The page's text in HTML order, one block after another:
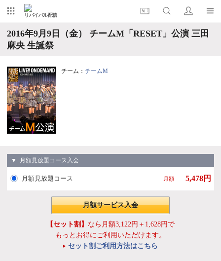
リバイバル配信
2016年9月9日（金） チームM「RESET」公演 三田
麻央 生誕祭
チーム： チームM
▼ 月額見放題コース入会
月額見放題コース 月額 5,478円
月額サービス入会
【セット割】 なら月額3,122円＋1,628円で
もっとお得にご利用いただけます。
セット割ご利用方法はこちら